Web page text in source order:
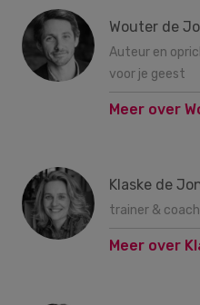
Wouter de
Auteur en
voor je geest
Meer over
Klaske de
trainer &
Meer over